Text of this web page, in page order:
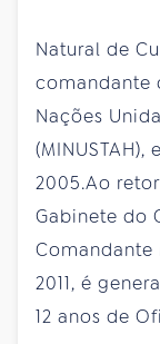
Natural de
comandante
Nações
2005.Ao
Gabinete do
Comandante
2011, é
12 anos de